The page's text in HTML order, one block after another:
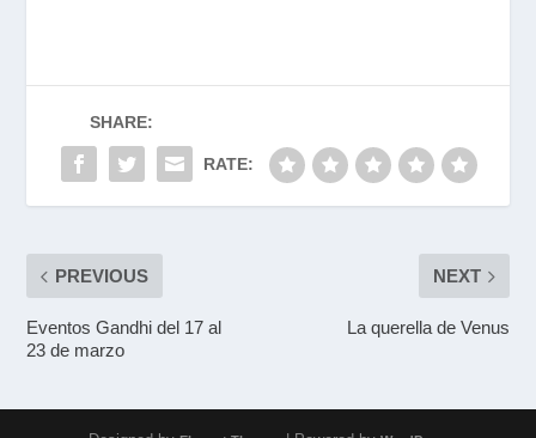
SHARE:
RATE:
PREVIOUS
Eventos Gandhi del 17 al
23 de marzo
NEXT
La querella de Venus